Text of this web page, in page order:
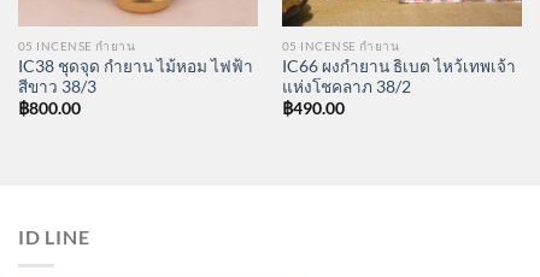
05 INCENSE กำยาน
IC38 ชุดจุด กำยาน ไม้หอม ไฟฟ้า
สีขาว 38/3
฿800.00
05 INCENSE กำยาน
IC66 ผงกำยาน ธิเบต ไหว้เทพเจ้า
แห่งโชคลาภ 38/2
฿490.00
ID LINE